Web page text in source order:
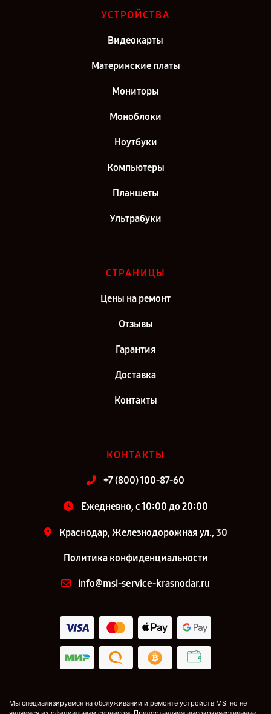
УСТРОЙСТВА
Видеокарты
Материнские платы
Мониторы
Моноблоки
Ноутбуки
Компьютеры
Планшеты
Ультрабуки
СТРАНИЦЫ
Цены на ремонт
Отзывы
Гарантия
Доставка
Контакты
КОНТАКТЫ
+7 (800) 100-87-60
Ежедневно, с 10:00 до 20:00
Краснодар, Железнодорожная ул., 30
Политика конфиденциальности
info@msi-service-krasnodar.ru
Мы специализируемся на обслуживании и ремонте устройств MSI но не